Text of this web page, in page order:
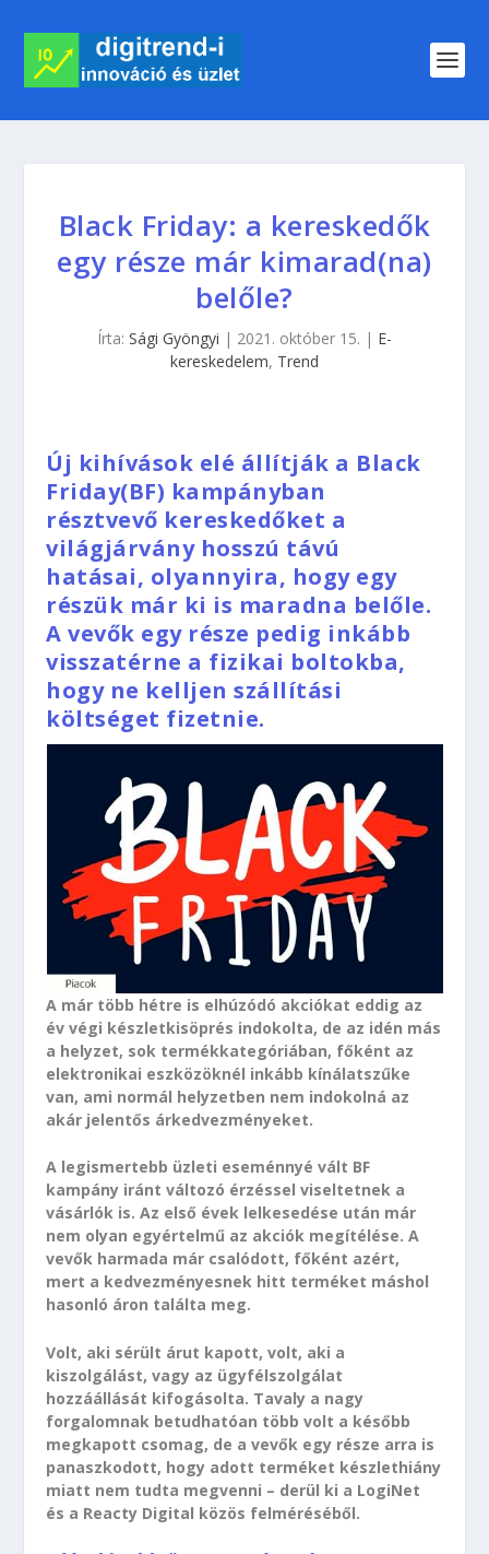
Black Friday: a kereskedők
egy része már kimarad(na)
belőle?
Írta: Sági Gyöngyi | 2021. október 15. | E-
kereskedelem, Trend
Új kihívások elé állítják a Black
Friday(BF) kampányban
résztvevő kereskedőket a
világjárvány hosszú távú
hatásai, olyannyira, hogy egy
részük már ki is maradna belőle.
A vevők egy része pedig inkább
visszatérne a fizikai boltokba,
hogy ne kelljen szállítási
költséget fizetnie.
A már több hétre is elhúzódó akciókat eddig az
év végi készletkisöprés indokolta, de az idén más
a helyzet, sok termékkategóriában, főként az
elektronikai eszközöknél inkább kínálatszűke
van, ami normál helyzetben nem indokolná az
akár jelentős árkedvezményeket.
A legismertebb üzleti eseménnyé vált BF
kampány iránt változó érzéssel viseltetnek a
vásárlók is. Az első évek lelkesedése után már
nem olyan egyértelmű az akciók megítélése. A
vevők harmada már csalódott, főként azért,
mert a kedvezményesnek hitt terméket máshol
hasonló áron találta meg.
Volt, aki sérült árut kapott, volt, aki a
kiszolgálást, vagy az ügyfélszolgálat
hozzáállását kifogásolta. Tavaly a nagy
forgalomnak betudhatóan több volt a később
megkapott csomag, de a vevők egy része arra is
panaszkodott, hogy adott terméket készlethiány
miatt nem tudta megvenni – derül ki a LogiNet
és a Reacty Digital közös felméréséből.